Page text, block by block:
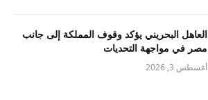
العاهل البحريني يؤكد وقوف المملكة إلى جانب
مصر في مواجهة التحديات
أغسطس 3, 2026